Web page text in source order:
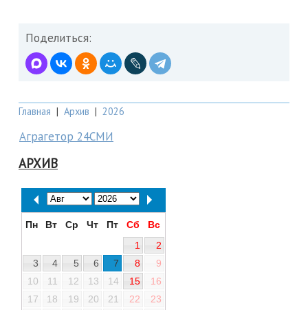
Поделиться:
Главная | Архив | 2026
Аграгетор 24СМИ
АРХИВ
Пн Вт Ср Чт Пт Сб
Вс
1
2
3
4 5 6 7 8
9
10
11 12 13 14 15
16
17
18 19 20 21 22
23